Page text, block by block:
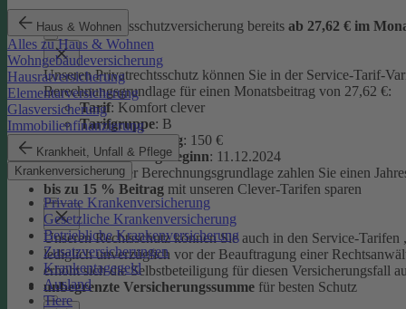
Haus & Wohnen
Alles zu Haus & Wohnen
Wohngebäudeversicherung
Hausratversicherung
Elementarversicherung
Glasversicherung
Immobilienfinanzierung
Krankheit, Unfall & Pflege
Krankenversicherung
Private Krankenversicherung
Gesetzliche Krankenversicherung
Betriebliche Krankenversicherung
Zusatzversicherungen
Krankentagegeld
Ausland
Tiere
günstige Rechtsschutzversicherung bereits ab 27,62 € im
Unseren Privatrechtsschutz können Sie in der Service-Tarif-
Berechnungsgrundlage für einen Monatsbeitrag von 27,62 €:
Tarif: Komfort clever
Tarifgruppe: B
Selbstbeteiligung: 150 €
Versicherungsbeginn: 11.12.2024
Auf Basis dieser Berechnungsgrundlage zahlen Sie einen
bis zu 15 % Beitrag mit unseren Clever-Tarifen sparen
Unseren Rechtsschutz können Sie auch in den Service-
lediglich unverzüglich vor der Beauftragung einer
erhöht sich die Selbstbeteiligung für diesen Versicherungsfall
unbegrenzte Versicherungssumme für besten Schutz